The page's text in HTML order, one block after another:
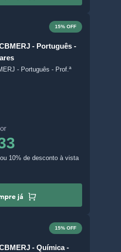
15% OFF
- Português -
- Português - Prof.ª
ou 10% de desconto à vista
já
15% OFF
- Química -